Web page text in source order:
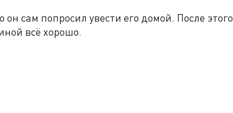
сам попросил увести его домой. После этого
всё хорошо.